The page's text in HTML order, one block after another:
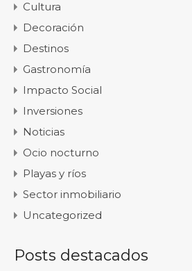
Cultura
Decoración
Destinos
Gastronomía
Impacto Social
Inversiones
Noticias
Ocio nocturno
Playas y ríos
Sector inmobiliario
Uncategorized
Posts destacados